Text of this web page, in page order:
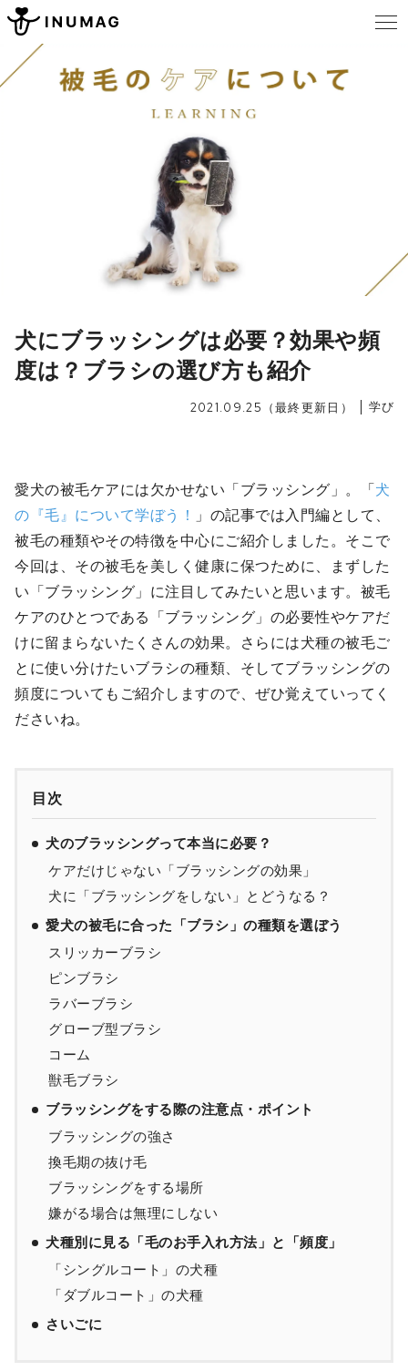
犬にブラッシングは必要？効果や頻
度は？ブラシの選び方も紹介
2021.09.25（最終更新日） 学び
愛犬の被毛ケアには欠かせない「ブラッシング」。「犬
の『毛』について学ぼう！ 」の記事では入門編として、
被毛の種類やその特徴を中心にご紹介しました。そこで
今回は、その被毛を美しく健康に保つために、まずした
い「ブラッシング」に注目してみたいと思います。被毛
ケアのひとつである「ブラッシング」の必要性やケアだ
けに留まらないたくさんの効果。さらには犬種の被毛ご
とに使い分けたいブラシの種類、そしてブラッシングの
頻度についてもご紹介しますので、ぜひ覚えていってく
ださいね。
目次
犬のブラッシングって本当に必要？
ケアだけじゃない「ブラッシングの効果」
犬に「ブラッシングをしない」とどうなる？
愛犬の被毛に合った「ブラシ」の種類を選ぼう
スリッカーブラシ
ピンブラシ
ラバーブラシ
グローブ型ブラシ
コーム
獣毛ブラシ
ブラッシングをする際の注意点・ポイント
ブラッシングの強さ
換毛期の抜け毛
ブラッシングをする場所
嫌がる場合は無理にしない
犬種別に見る「毛のお手入れ方法」と「頻度」
「シングルコート」の犬種
「ダブルコート」の犬種
さいごに